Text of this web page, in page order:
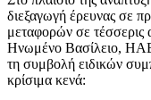
διεξαγωγή έρευνας σε
μεταφορών σε
Ηνωμένο Βασίλειο, ΗΑΕ
τη συμβολή ειδικών
κρίσιμα κενά: